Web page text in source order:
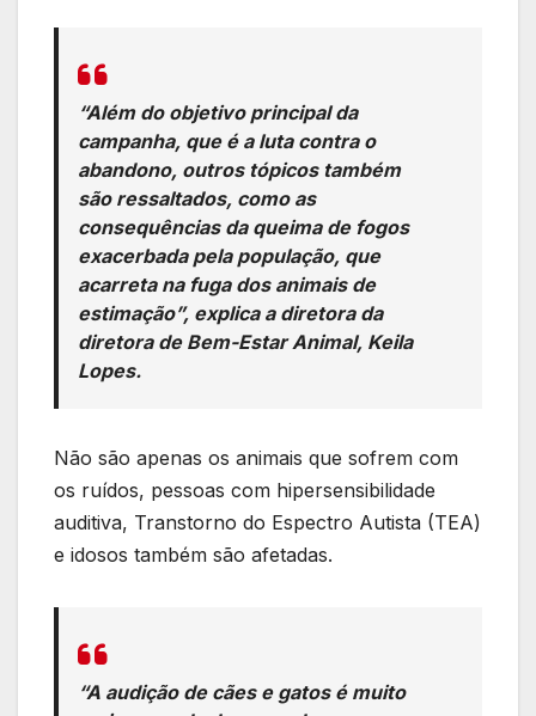
“Além do objetivo principal da
campanha, que é a luta contra o
abandono, outros tópicos também
são ressaltados, como as
consequências da queima de fogos
exacerbada pela população, que
acarreta na fuga dos animais de
estimação”, explica a diretora da
diretora de Bem-Estar Animal, Keila
Lopes.
Não são apenas os animais que sofrem com
os ruídos, pessoas com hipersensibilidade
auditiva, Transtorno do Espectro Autista (TEA)
e idosos também são afetadas.
“A audição de cães e gatos é muito